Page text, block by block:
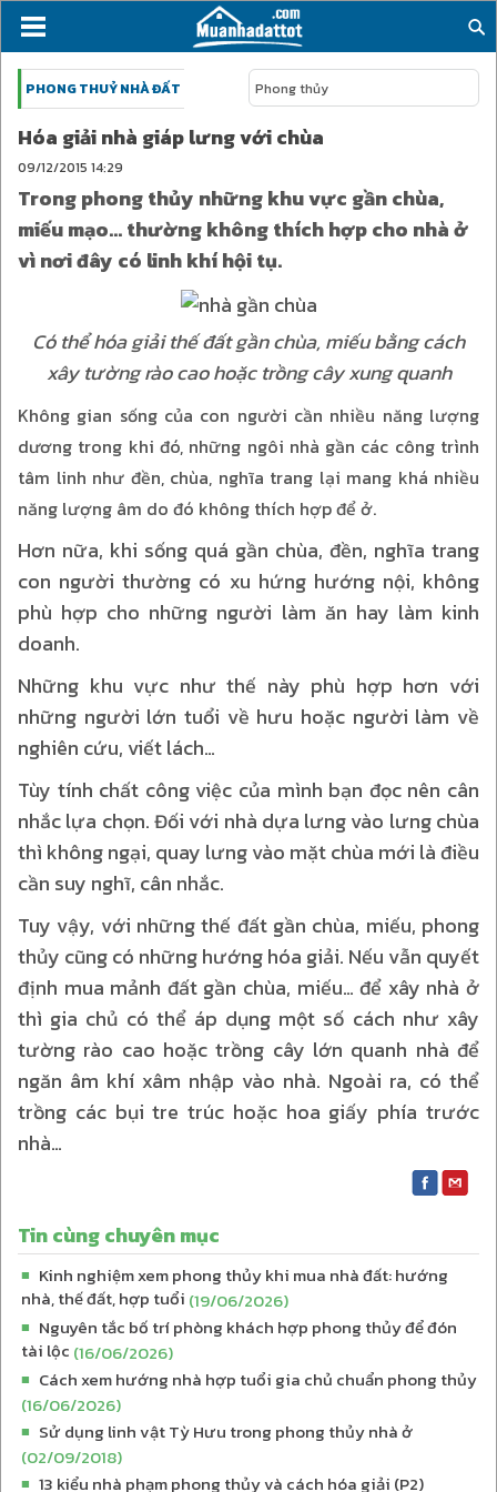
PHONG THUỶ NHÀ ĐẤT Phong thủy
Hóa giải nhà giáp lưng với chùa
09/12/2015 14:29
Trong phong thủy những khu vực gần chùa,
miếu mạo… thường không thích hợp cho nhà ở
vì nơi đây có linh khí hội tụ.
Có thể hóa giải thế đất gần chùa, miếu bằng cách
xây tường rào cao hoặc trồng cây xung quanh
Không gian sống của con người cần nhiều năng lượng
dương trong khi đó, những ngôi nhà gần các công trình
tâm linh như đền, chùa, nghĩa trang lại mang khá nhiều
năng lượng âm do đó không thích hợp để ở.
Hơn nữa, khi sống quá gần chùa, đền, nghĩa trang
con người thường có xu hứng hướng nội, không
phù hợp cho những người làm ăn hay làm kinh
doanh.
Những khu vực như thế này phù hợp hơn với
những người lớn tuổi về hưu hoặc người làm về
nghiên cứu, viết lách…
Tùy tính chất công việc của mình bạn đọc nên cân
nhắc lựa chọn. Đối với nhà dựa lưng vào lưng chùa
thì không ngại, quay lưng vào mặt chùa mới là điều
cần suy nghĩ, cân nhắc.
Tuy vậy, với những thế đất gần chùa, miếu, phong
thủy cũng có những hướng hóa giải. Nếu vẫn quyết
định mua mảnh đất gần chùa, miếu… để xây nhà ở
thì gia chủ có thể áp dụng một số cách như xây
tường rào cao hoặc trồng cây lớn quanh nhà để
ngăn âm khí xâm nhập vào nhà. Ngoài ra, có thể
trồng các bụi tre trúc hoặc hoa giấy phía trước
nhà…
Tin cùng chuyên mục
■ Kinh nghiệm xem phong thủy khi mua nhà đất: hướng
nhà, thế đất, hợp tuổi (19/06/2026)
■ Nguyên tắc bố trí phòng khách hợp phong thủy để đón
tài lộc (16/06/2026)
■ Cách xem hướng nhà hợp tuổi gia chủ chuẩn phong thủy
(16/06/2026)
■ Sử dụng linh vật Tỳ Hưu trong phong thủy nhà ở
(02/09/2018)
■ 13 kiểu nhà phạm phong thủy và cách hóa giải (P2)